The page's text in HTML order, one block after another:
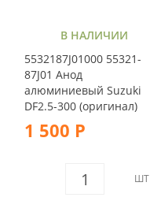
В НАЛИЧИИ
5532187J01000 55321-
87J01 Анод
алюминиевый Suzuki
DF2.5-300 (оригинал)
1 500 Р
ШТ